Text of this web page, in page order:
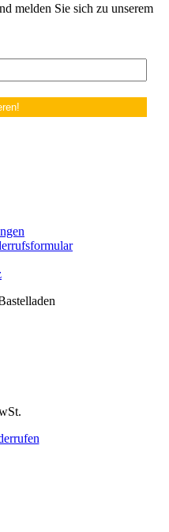
melden Sie sich zu unserem